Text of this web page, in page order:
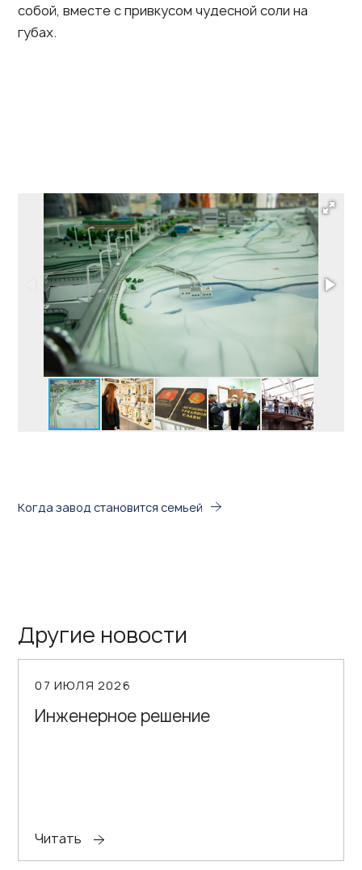
собой, вместе с привкусом чудесной соли на
губах.
Когда завод становится семьей
Другие новости
07 ИЮЛЯ 2026
Инженерное решение
Читать